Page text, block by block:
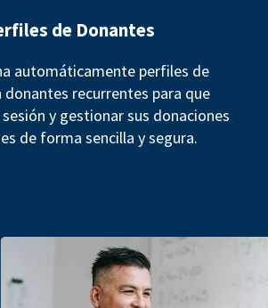
de Donantes
automáticamente perfiles de
donantes recurrentes para que
y gestionar sus donaciones
de forma sencilla y segura.